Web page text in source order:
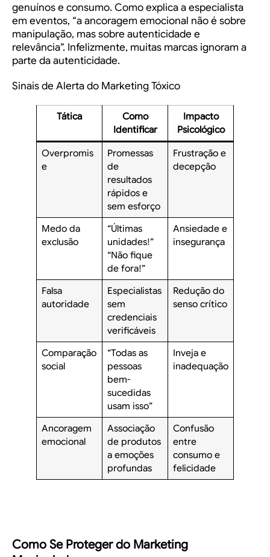
genuínos e consumo. Como explica a especialista
em eventos, “a ancoragem emocional não é sobre
manipulação, mas sobre autenticidade e
relevância”. Infelizmente, muitas marcas ignoram a
parte da autenticidade.
Sinais de Alerta do Marketing Tóxico
Tática
Como
Identificar
Impacto
Psicológico
Overpromis
e
Promessas
de
resultados
rápidos e
sem esforço
Frustração e
decepção
Medo da
exclusão
“Últimas
unidades!”
“Não fique
de fora!”
Ansiedade e
insegurança
Falsa
autoridade
Especialistas
sem
credenciais
verificáveis
Redução do
senso crítico
Comparação
social
“Todas as
pessoas
bem-
sucedidas
usam isso”
Inveja e
inadequação
Ancoragem
emocional
Associação
de produtos
a emoções
profundas
Confusão
entre
consumo e
felicidade
Como Se Proteger do Marketing